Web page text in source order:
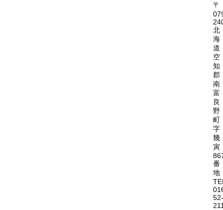
〒
北
海
道
空
知
郡
南
富
良
野
町
字
幾
寅
番
地
52-